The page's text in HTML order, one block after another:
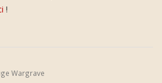
!
Wargrave